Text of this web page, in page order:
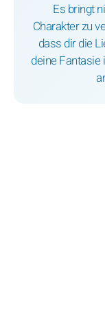
Es bringt
Charakter zu
dass dir die
deine Fantasie